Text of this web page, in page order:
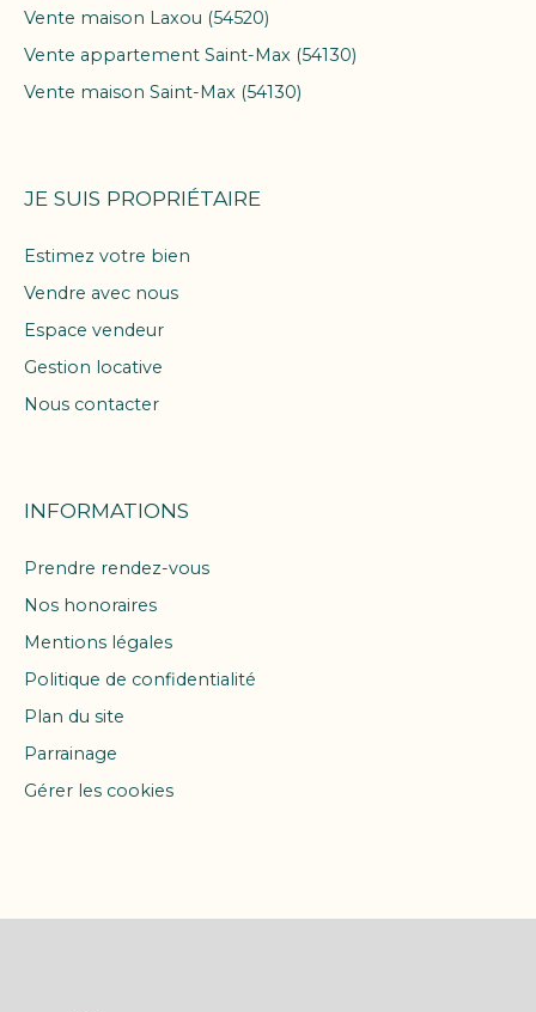
Vente maison Laxou (54520)
Vente appartement Saint-Max (54130)
Vente maison Saint-Max (54130)
JE SUIS PROPRIÉTAIRE
Estimez votre bien
Vendre avec nous
Espace vendeur
Gestion locative
Nous contacter
INFORMATIONS
Prendre rendez-vous
Nos honoraires
Mentions légales
Politique de confidentialité
Plan du site
Parrainage
Gérer les cookies